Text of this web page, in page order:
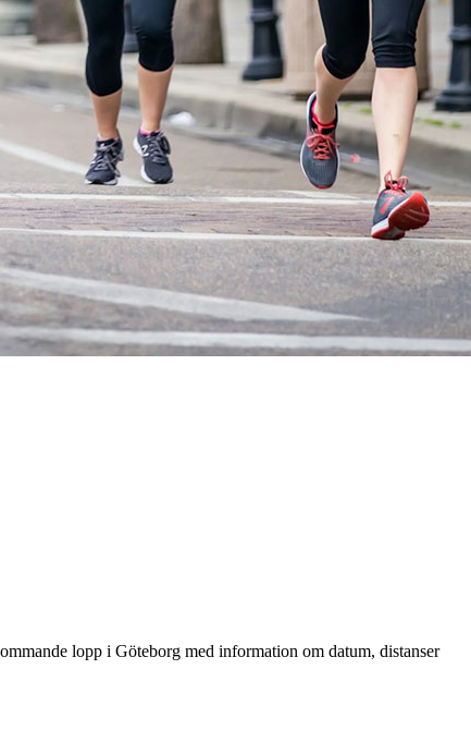
lopp i Göteborg med information om datum, distanser